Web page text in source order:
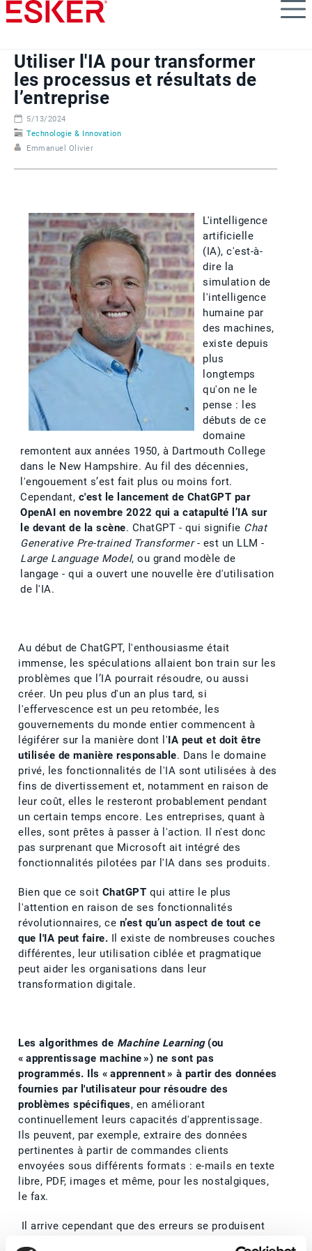
Skip
to
content
Utiliser l'IA pour transformer
les processus et résultats de
l’entreprise
5/13/2024
Technologie & Innovation
Emmanuel Olivier
L'intelligence
artificielle
(IA), c'est-à-
dire la
simulation de
l'intelligence
humaine par
des machines,
existe depuis
plus
longtemps
qu'on ne le
pense : les
débuts de ce
domaine
remontent aux années 1950, à Dartmouth College
dans le New Hampshire. Au fil des décennies,
l'engouement s’est fait plus ou moins fort.
Cependant, c'est le lancement de ChatGPT par
OpenAI en novembre 2022 qui a catapulté l’IA sur
le devant de la scène. ChatGPT - qui signifie Chat
Generative Pre-trained Transformer- est un LLM -
Large Language Model, ou grand modèle de
langage - qui a ouvert une nouvelle ère d'utilisation
de l'IA.
Au début de ChatGPT, l'enthousiasme était
immense, les spéculations allaient bon train sur les
problèmes que l’IA pourrait résoudre, ou aussi
créer. Un peu plus d'un an plus tard, si
l'effervescence est un peu retombée, les
gouvernements du monde entier commencent à
légiférer sur la manière dont l'IA peut et doit être
utilisée de manière responsable. Dans le domaine
privé, les fonctionnalités de l'IA sont utilisées à des
fins de divertissement et, notamment en raison de
leur coût, elles le resteront probablement pendant
un certain temps encore. Les entreprises, quant à
elles, sont prêtes à passer à l'action. Il n'est donc
pas surprenant que Microsoft ait intégré des
fonctionnalités pilotées par l'IA dans ses produits.
Bien que ce soit ChatGPT qui attire le plus
l'attention en raison de ses fonctionnalités
révolutionnaires, ce n’est qu’un aspect de tout ce
que l'IA peut faire. Il existe de nombreuses couches
différentes, leur utilisation ciblée et pragmatique
peut aider les organisations dans leur
transformation digitale.
Les algorithmes de Machine Learning (ou
« apprentissage machine ») ne sont pas
programmés. Ils « apprennent » à partir des données
fournies par l'utilisateur pour résoudre des
problèmes spécifiques, en améliorant
continuellement leurs capacités d'apprentissage.
Ils peuvent, par exemple, extraire des données
pertinentes à partir de commandes clients
envoyées sous différents formats : e-mails en texte
libre, PDF, images et même, pour les nostalgiques,
le fax.
Il arrive cependant que des erreurs se produisent